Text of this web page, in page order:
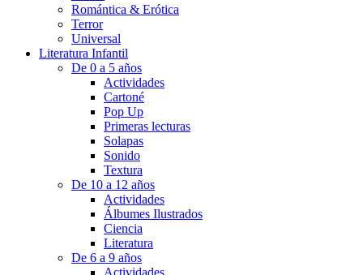
Romántica & Erótica
Terror
Universal
Literatura Infantil
De 0 a 5 años
Actividades
Cartoné
Pop Up
Primeras lecturas
Solapas
Sonido
Textura
De 10 a 12 años
Actividades
Álbumes Ilustrados
Ciencia
Literatura
De 6 a 9 años